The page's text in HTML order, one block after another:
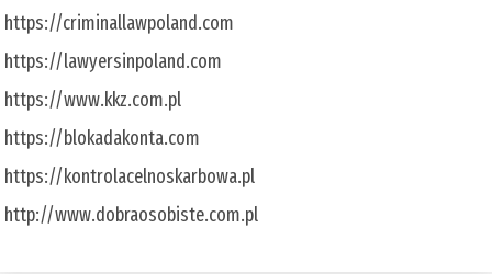
https://criminallawpoland.com
https://lawyersinpoland.com
https://www.kkz.com.pl
https://blokadakonta.com
https://kontrolacelnoskarbowa.pl
http://www.dobraosobiste.com.pl